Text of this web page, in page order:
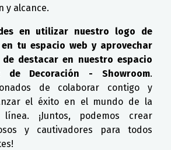
y alcance.
en utilizar nuestro logo de
en tu espacio web y aprovechar
destacar en nuestro espacio
de Decoración - Showroom.
de colaborar contigo y
el éxito en el mundo de la
¡Juntos, podemos crear
y cautivadores para todos